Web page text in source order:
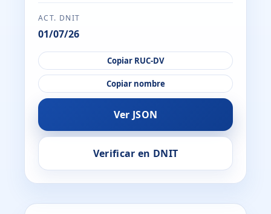
ACT. DNIT
01/07/26
Copiar RUC-DV
Copiar nombre
Ver JSON
Verificar en DNIT